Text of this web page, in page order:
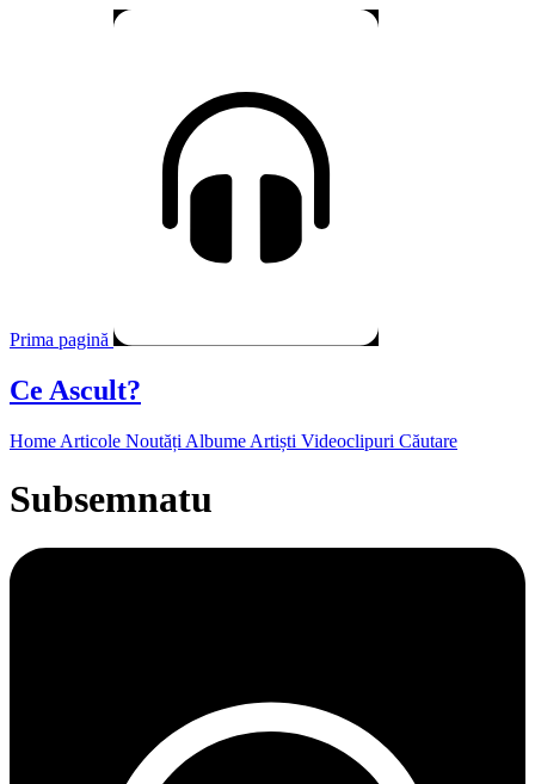
Prima pagină
Ce Ascult?
Home Articole Noutăți Albume Artiști Videoclipuri Căutare
Subsemnatu